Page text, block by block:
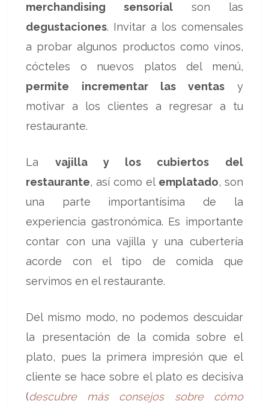
merchandising sensorial son las
degustaciones. Invitar a los comensales
a probar algunos productos como vinos,
cócteles o nuevos platos del menú,
permite
incrementar las ventasy
motivar a los clientes a regresar a tu
restaurante.
La vajilla y los cubiertos del
restaurante, así como el emplatado, son
una parte importantísima de la
experiencia gastronómica. Es importante
contar con una vajilla y una cubertería
acorde con el tipo de comida que
servimos en el restaurante.
Del mismo modo, no podemos descuidar
la presentación de la comida sobre el
plato, pues la primera impresión que el
cliente se hace sobre el plato es decisiva
(descubre más consejos sobre cómo